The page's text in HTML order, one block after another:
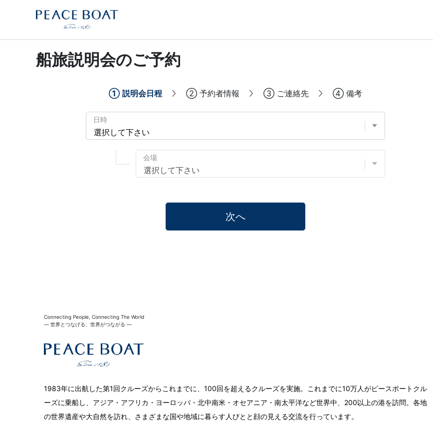
船旅説明会のご予約
① 説明会日程 ② 予約者情報 ③ ご連絡先 ④ 備考
日時
会場
次へ
Connecting People, Connecting The World
― 世界とつなげる、世界がつながる ―
1983年に出航した第1回クルーズからこれまでに、100回を超えるクルーズを実施。これまでに10万人がピースボートクル
ーズに乗船し、アジア・アフリカ・ヨーロッパ・北中南米・オセアニア・南太平洋など世界中、200以上の港を訪問。各地
の世界遺産や大自然を訪れ、さまざまな国や地域に暮らす人びとと顔の見える交流を行っています。